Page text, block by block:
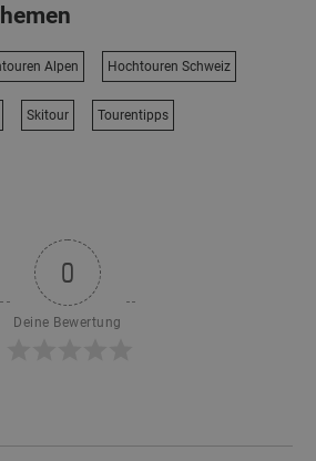
Alpen Hochtouren Schweiz
Skitour Tourentipps
0
Deine Bewertung